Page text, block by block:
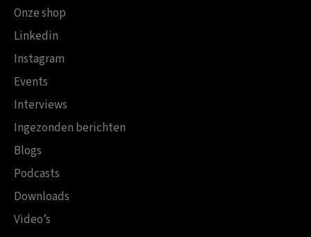
Onze shop
Linkedin
Instagram
Events
Interviews
Ingezonden berichten
Blogs
Podcasts
Downloads
Video’s